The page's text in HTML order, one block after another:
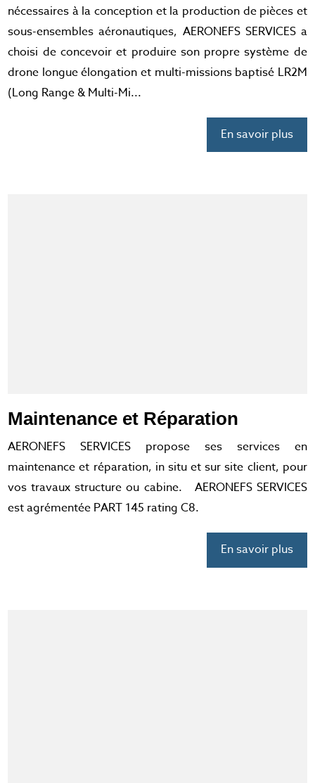
nécessaires à la conception et la production de pièces et
sous-ensembles aéronautiques, AERONEFS SERVICES a
choisi de concevoir et produire son propre système de
drone longue élongation et multi-missions baptisé LR2M
(Long Range & Multi-Mi...
En savoir plus
Maintenance et Réparation
AERONEFS SERVICES propose ses services en
maintenance et réparation, in situ et sur site client, pour
vos travaux structure ou cabine. AERONEFS SERVICES
est agrémentée PART 145 rating C8.
En savoir plus